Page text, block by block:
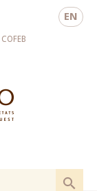
EN
COFEB